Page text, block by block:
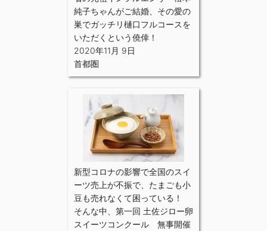
純子ちゃんがご結婚、その愛の
巣でガッチリ樋口フルコースを
いただくという僥倖！
2020年11月 9日
首都圏
新型コロナの影響で全国のスイ
ーツ売上が不振で、たまごも小
豆も売れなくて困っている！
そんな中、第一回 土佐ジロー卵
スイーツコンクール 無事開催